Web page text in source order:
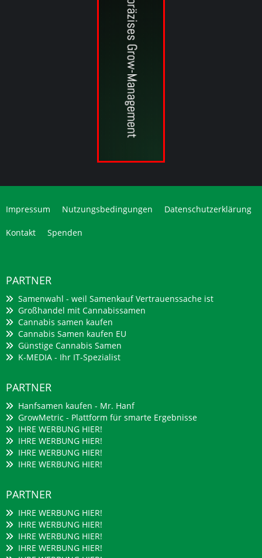
Impressum Nutzungsbedingungen Datenschutzerklärung
Kontakt Spenden
PARTNER
Samenwahl - weil Samenkauf Vertrauenssache ist
Großhandel mit Cannabissamen
Cannabis samen kaufen
Cannabis Samen kaufen EU
Günstige Cannabis Samen
K-MEDIA - Ihr IT-Spezialist
PARTNER
Hanfsamen kaufen - Mr. Hanf
GrowMetric - Plattform für smarte Ergebnisse
IHRE WERBUNG HIER!
IHRE WERBUNG HIER!
IHRE WERBUNG HIER!
IHRE WERBUNG HIER!
PARTNER
IHRE WERBUNG HIER!
IHRE WERBUNG HIER!
IHRE WERBUNG HIER!
IHRE WERBUNG HIER!